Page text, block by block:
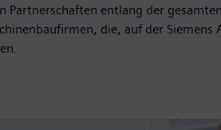
Partnerschaften entlang der
die, auf der